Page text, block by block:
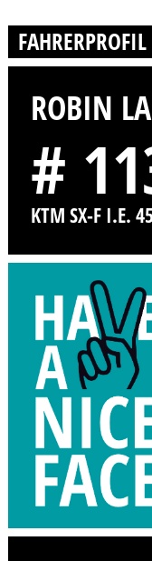
ROBIN
#
KTM SX-F I.E.